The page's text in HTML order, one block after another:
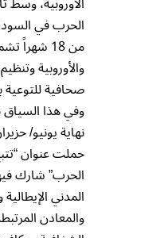
الحرب في
من 18
والأوروبية
صحافية
وفي هذا السياق
نهاية يونيو/
حملت عنوان
الحرب” شارك
المدني
والمعادن